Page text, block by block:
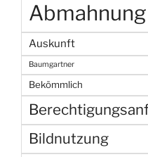
Abmahnung
Auskunft
Baumgartner
Bekömmlich
Bildnutzung